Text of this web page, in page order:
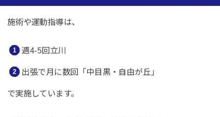
施術や運動指導は、
週4-5回立川
出張で月に数回「中目黒・自由が丘」
で実施しています。